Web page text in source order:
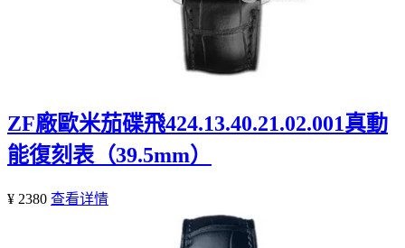
ZF廠歐米茄碟飛424.13.40.21.02.001真動
能復刻表（39.5mm）
¥ 2380 查看详情